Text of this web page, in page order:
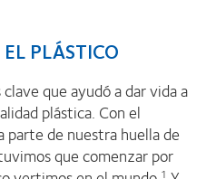
PLÁSTICO
que ayudó a dar vida a
plástica. Con el
de nuestra huella de
que comenzar por
1